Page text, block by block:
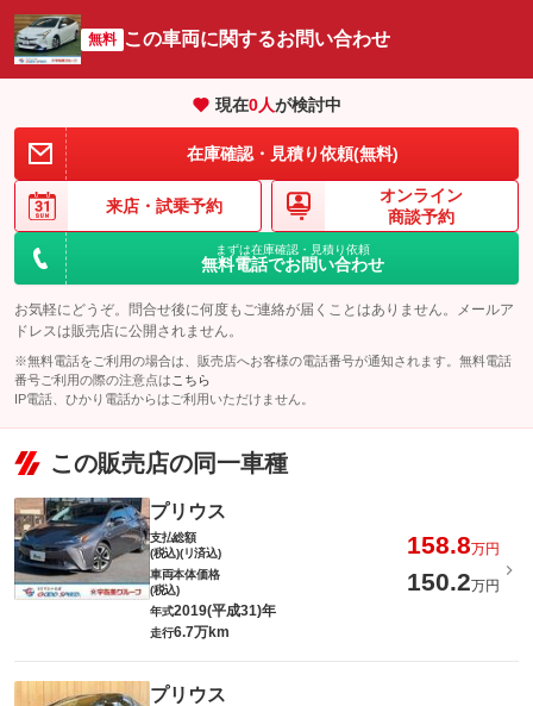
無料 この車両に関するお問い合わせ
現在0人が検討中
在庫確認・見積り依頼(無料)
来店・ 試乗予約
オンライン
商談予約
まずは在庫確認・見積り依頼
無料電話でお問い合わせ
お気軽にどうぞ。問合せ後に何度もご連絡が届くことはありません。メールア
ドレスは販売店に公開されません。
※無料電話をご利用の場合は、販売店へお客様の電話番号が通知されます。無料電話
番号ご利用の際の注意点は こちら
IP電話、ひかり電話からはご利用いただけません。
この販売店の同一車種
プリウス
支払総額
(税込)(リ済込)
158.8万円
車両本体価格
(税込)
150.2万円
年式2019(平成31)年
走行6.7万km
プリウス